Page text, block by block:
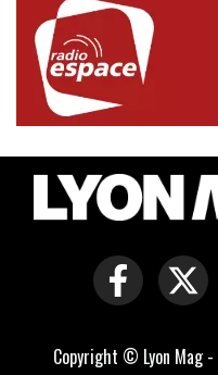
Copyright © Lyon Mag -